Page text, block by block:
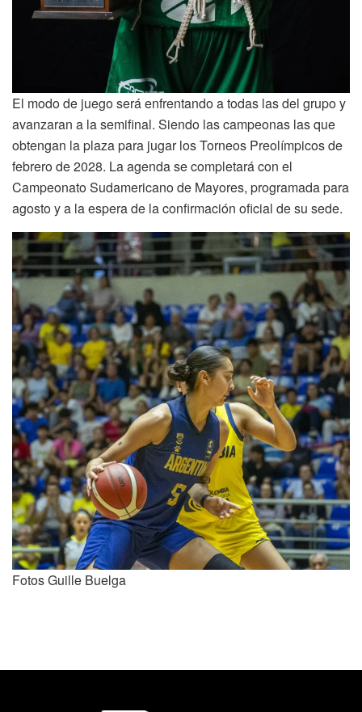
El modo de juego será enfrentando a todas las del grupo y
avanzaran a la semifinal. Siendo las campeonas las que
obtengan la plaza para jugar los Torneos Preolímpicos de
febrero de 2028. La agenda se completará con el
Campeonato Sudamericano de Mayores, programada para
agosto y a la espera de la confirmación oficial de su sede.
Fotos Guille Buelga